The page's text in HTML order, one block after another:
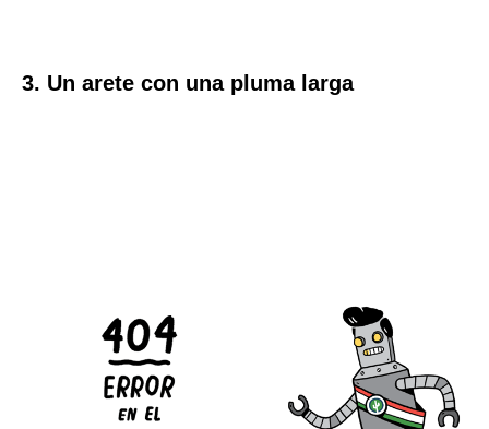
3. Un arete con una pluma larga